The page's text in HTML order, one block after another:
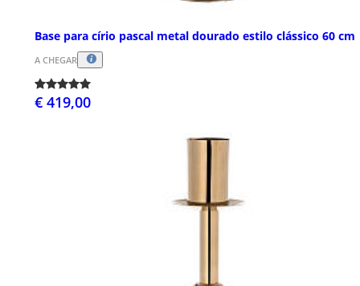
Base para círio pascal metal dourado estilo clássico 60 cm
A CHEGAR
€ 419,00